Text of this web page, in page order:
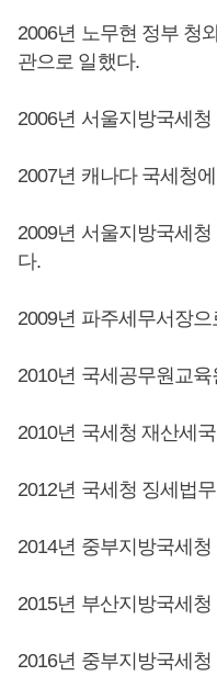
2006년 노무현 정부 청
관으로 일했다.
2006년 서울지방국세
2007년 캐나다 국세청
2009년 서울지방국세
다.
2009년 파주세무서장
2010년 국세공무원교
2010년 국세청 재산세
2012년 국세청 징세법
2014년 중부지방국세
2015년 부산지방국세
2016년 중부지방국세